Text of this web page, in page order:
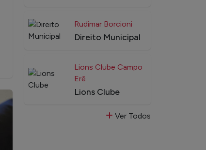
Rudimar Borcioni
Direito Municipal
Lions Clube Campo
Erê
Lions Clube
Ver Todos